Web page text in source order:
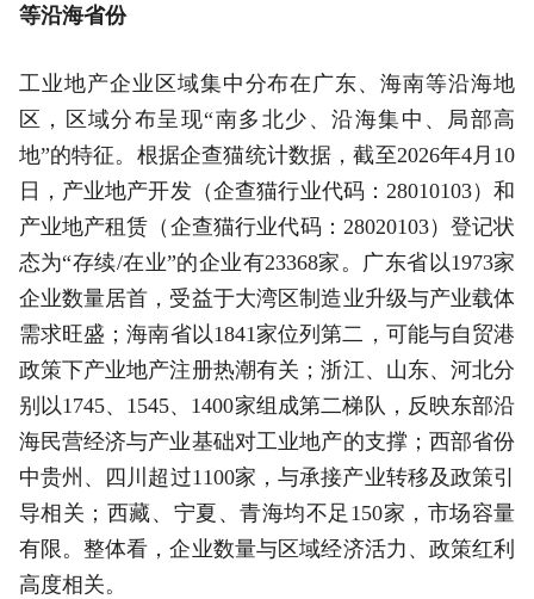
等沿海省份
工业地产企业区域集中分布在广东、海南等沿海地
区，区域分布呈现“南多北少、沿海集中、局部高
地”的特征。根据企查猫统计数据，截至2026年4月10
日，产业地产开发（企查猫行业代码：28010103）和
产业地产租赁（企查猫行业代码：28020103）登记状
态为“存续/在业”的企业有23368家。广东省以1973家
企业数量居首，受益于大湾区制造业升级与产业载体
需求旺盛；海南省以1841家位列第二，可能与自贸港
政策下产业地产注册热潮有关；浙江、山东、河北分
别以1745、1545、1400家组成第二梯队，反映东部沿
海民营经济与产业基础对工业地产的支撑；西部省份
中贵州、四川超过1100家，与承接产业转移及政策引
导相关；西藏、宁夏、青海均不足150家，市场容量
有限。整体看，企业数量与区域经济活力、政策红利
高度相关。